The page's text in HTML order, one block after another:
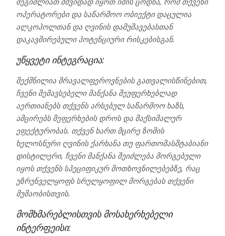
ოპერატორები და საწარმოო ობიექტი დაცულია
ალკოჰოლთან და ღვინის დამუშავებასთან
დაკავშირებული პოტენციური რისკებისგან.
უწყვეტი ინტეგრაცია:
შექმნილია მრავალფეროვნების გათვალისწინებით,
ჩვენი შემავსებელი მანქანა შეუფერხებლად
აერთიანებს თქვენს არსებულ საწარმოო ხაზს,
ამცირებს შეფერხების დროს და მაქსიმალურ
ეფექტურობას. თქვენ ხართ მცირე ზომის
ხელოსნური ღვინის ქარხანა თუ ფართომასშტაბიანი
დისტილერი, ჩვენი მანქანა შეიძლება მორგებული
იყოს თქვენს სპეციფიკურ მოთხოვნილებებზე, რაც
უზრუნველყოფს სრულყოფილ მორგებას თქვენი
მუშაობისთვის.
მომხმარებლისთვის მოსახერხებელი
ინტერფეისი: